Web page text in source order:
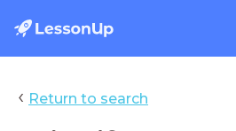
‹ Return to search